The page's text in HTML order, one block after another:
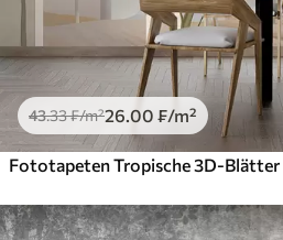
43.33₣/m²26.00 ₣/m²